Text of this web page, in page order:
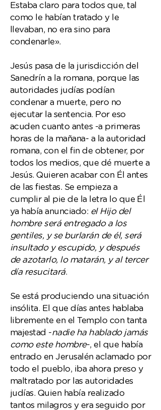
Estaba claro para todos que, tal
como le habían tratado y le
llevaban, no era sino para
condenarle».
Jesús pasa de la jurisdicción del
Sanedrín a la romana, porque las
autoridades judías podían
condenar a muerte, pero no
ejecutar la sentencia. Por eso
acuden cuanto antes -a primeras
horas de la mañana- a la autoridad
romana, con el fin de obtener, por
todos los medios, que dé muerte a
Jesús. Quieren acabar con Él antes
de las fiestas. Se empieza a
cumplir al pie de la letra lo que Él
ya había anunciado: el Hijo del
hombre será entregado a los
gentiles, y se burlarán de él, será
insultado y escupido, y después
de azotarlo, lo matarán, y al tercer
día resucitará.
Se está produciendo una situación
insólita. El que días antes hablaba
libremente en el Templo con tanta
majestad -nadie ha hablado jamás
como este hombre-, el que había
entrado en Jerusalén aclamado por
todo el pueblo, iba ahora preso y
maltratado por las autoridades
judías. Quien había realizado
tantos milagros y era seguido por